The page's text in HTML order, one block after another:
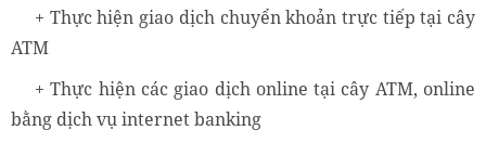
+ Thực hiện giao dịch chuyển khoản trực tiếp tại cây
ATM
+ Thực hiện các giao dịch online tại cây ATM, online
bằng dịch vụ internet banking